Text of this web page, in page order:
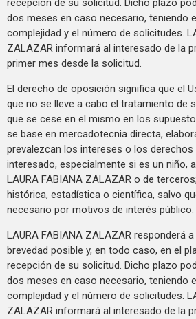
recepción de su solicitud. Dicho plazo
dos meses en caso necesario, teniendo
complejidad y el número de solicitudes.
ZALAZAR informará al interesado de la
primer mes desde la solicitud.
El derecho de oposición significa que el
que no se lleve a cabo el tratamiento de
que se cese en el mismo en los
se base en mercadotecnia directa,
prevalezcan los intereses o los derechos
interesado, especialmente si es un niño,
LAURA FABIANA ZALAZAR o de
histórica, estadística o científica, salvo
necesario por motivos de interés público.
LAURA FABIANA ZALAZAR responderá
brevedad posible y, en todo caso, en el
recepción de su solicitud. Dicho plazo
dos meses en caso necesario, teniendo
complejidad y el número de solicitudes.
ZALAZAR informará al interesado de la